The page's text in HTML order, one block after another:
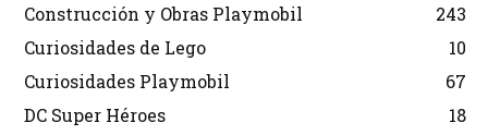
Construcción y Obras Playmobil
243
Curiosidades de Lego
10
Curiosidades Playmobil
67
DC Super Héroes
18